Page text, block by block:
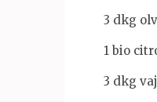
3 dkg
1 bio
3 dkg